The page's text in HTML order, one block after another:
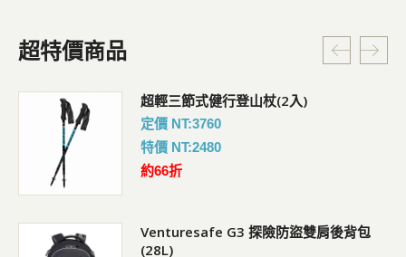
超特價商品
超輕三節式健行登山杖(2入)
定價 NT:3760
特價 NT:2480
約66折
Venturesafe G3 探險防盜雙肩後背包
(28L)